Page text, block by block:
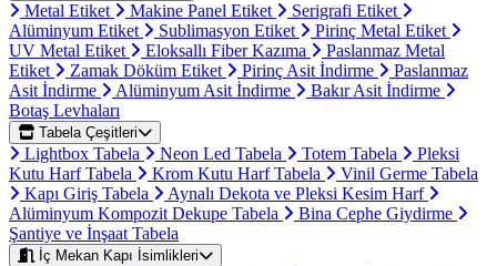
Metal Etiket Makine Panel Etiket
Serigrafi Etiket
Alüminyum Etiket
Sublimasyon Etiket
Pirinç Metal Etiket
UV Metal Etiket
Eloksallı Fiber Kazıma
Paslanmaz Metal
Etiket
Zamak Döküm Etiket Pirinç Asit İndirme
Paslanmaz
Asit İndirme
Alüminyum Asit İndirme
Bakır Asit İndirme
Botaş Levhaları
Tabela Çeşitleri
Lightbox Tabela Neon Led Tabela Totem Tabela
Pleksi
Kutu Harf Tabela
Krom Kutu Harf Tabela
Vinil Germe Tabela
Kapı Giriş Tabela
Aynalı Dekota ve Pleksi Kesim Harf
Alüminyum Kompozit Dekupe Tabela
Bina Cephe Giydirme
Şantiye ve İnşaat Tabela
İç Mekan Kapı İsimlikleri